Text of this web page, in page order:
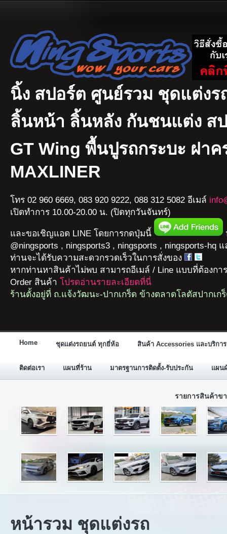
นิ้ง สปอร์ต ศูนย์รวม ชุดแต่งร
ลิ้นหน้า ลิ้นหลัง กันชนแต่ง สป
GT Wing พื้นปูรถกระบะ ฝาค
MAXLINER
โทร 02 960 6669, 083 920 9222, 088 312 5082 อีเมล์
เปิดทำการ 10.00-20.00 น. (ปิดทุกวันจันทร์)
และขอเชิญแอด LINE โดยการกดปุ่มนี้
@ningsports , ningsports3 , ningsports , ningsports-hq
ท่านจะได้รับความสะดวกรวดเร็วในการสั่งของ
หากท่านหาสินค้าไม่พบ สามารถอีเมล์ / Line แบบที่ต้องกา
Order สินค้า โปรดอ่านรายละเอียดที่นี่
ร้านตั้งอยู่ที่ ถ.แจ้งวัฒนะ-ปากเกร็ด ข้างตลาดโลตัสปากเก
Home ชุดแต่งรถยนต์ ทุกยี่ห้อ สินค้า Accessories และบริการ
ติดต่อเรา แผนที่ร้าน มาตรฐานการติดตั้ง-รับประกัน แผน
รายการสินค้าข
หน้ารวม ชุดแต่งรถ